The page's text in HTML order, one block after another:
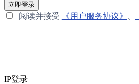
立即登录
阅读并接受 《用户服务协议》
IP登录